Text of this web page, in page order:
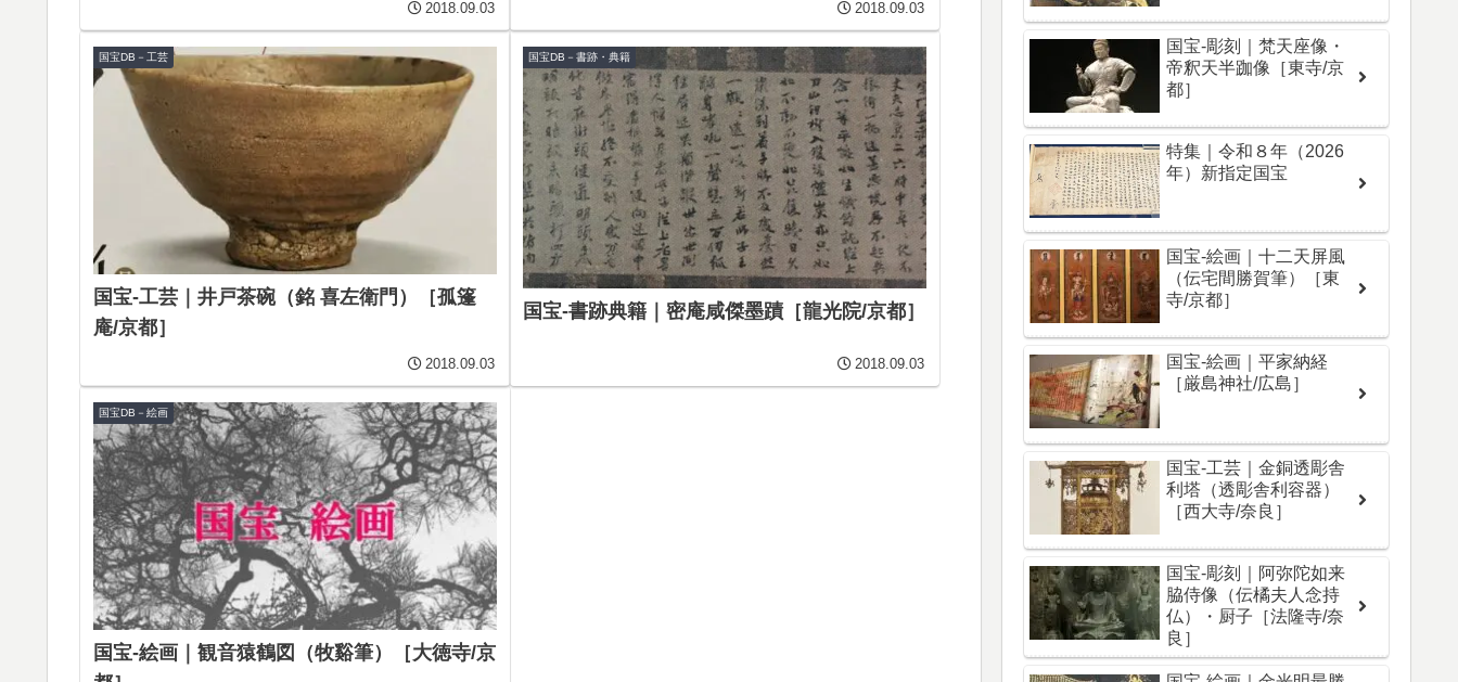
2018.09.03 2018.09.03
国宝DB－工芸
国宝-工芸｜井戸茶碗（銘 喜左衛門）［孤篷
庵/京都］
2018.09.03
国宝DB－書跡・典籍
国宝-書跡典籍｜密庵咸傑墨蹟［龍光院/京都］
2018.09.03
国宝DB－絵画
国宝-絵画｜観音猿鶴図（牧谿筆）［大徳寺/京
国宝-彫刻｜梵天座像・
帝釈天半跏像［東寺/京
都］
特集｜令和８年（2026
年）新指定国宝
国宝-絵画｜十二天屏風
（伝宅間勝賀筆）［東
寺/京都］
国宝-絵画｜平家納経
［厳島神社/広島］
国宝-工芸｜金銅透彫舎
利塔（透彫舎利容器）
［西大寺/奈良］
国宝-彫刻｜阿弥陀如来
脇侍像（伝橘夫人念持
仏）・厨子［法隆寺/奈
良］